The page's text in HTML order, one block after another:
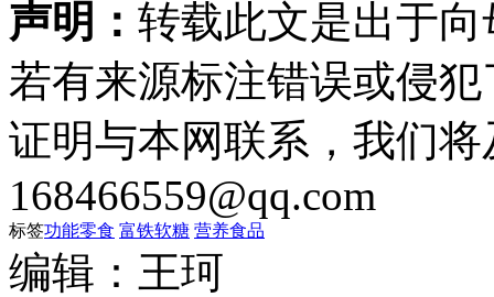
声明： 转载此文是出于
若有来源标注错误或侵
证明与本网联系，我们
168466559@qq.com
标签功能零食 富铁软糖 营养食品
编辑：王珂